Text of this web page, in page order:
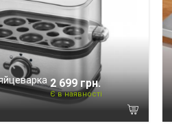
2 699 грн.
Є в наявності